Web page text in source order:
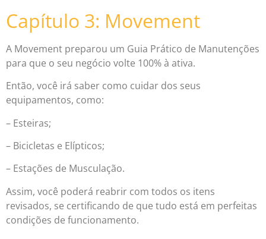
Capítulo 3: Movement
A Movement preparou um Guia Prático de Manutenções
para que o seu negócio volte 100% à ativa.
Então, você irá saber como cuidar dos seus
equipamentos, como:
– Esteiras;
– Bicicletas e Elípticos;
– Estações de Musculação.
Assim, você poderá reabrir com todos os itens
revisados, se certificando de que tudo está em perfeitas
condições de funcionamento.